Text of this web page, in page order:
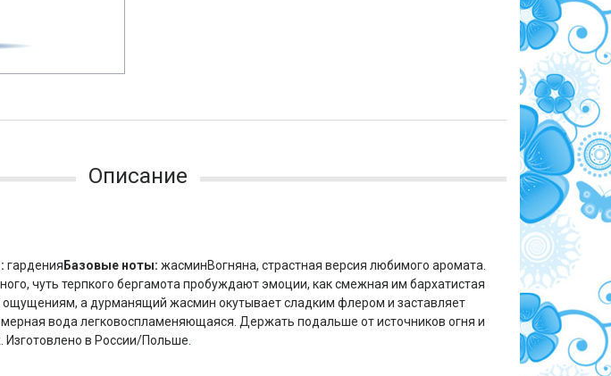
Описание
гардения Базовые ноты: жасминВогняна, страстная версия любимого аромата.
чуть терпкого бергамота пробуждают эмоции, как смежная им бархатистая
а дурманящий жасмин окутывает сладким флером и заставляет
вода легковоспламеняющаяся. Держать подальше от источников огня и
Изготовлено в России/Польше.